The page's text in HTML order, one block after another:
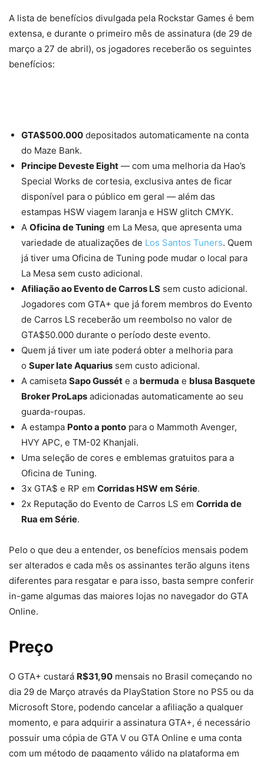
A lista de benefícios divulgada pela Rockstar Games é bem
extensa, e durante o primeiro mês de assinatura (de 29 de
março a 27 de abril), os jogadores receberão os seguintes
benefícios:
GTA$500.000 depositados automaticamente na conta
do Maze Bank.
Principe Deveste Eight — com uma melhoria da Hao’s
Special Works de cortesia, exclusiva antes de ficar
disponível para o público em geral — além das
estampas HSW viagem laranja e HSW glitch CMYK.
A Oficina de Tuning em La Mesa, que apresenta uma
variedade de atualizações de Los Santos Tuners. Quem
já tiver uma Oficina de Tuning pode mudar o local para
La Mesa sem custo adicional.
Afiliação ao Evento de Carros LS sem custo adicional.
Jogadores com GTA+ que já forem membros do Evento
de Carros LS receberão um reembolso no valor de
GTA$50.000 durante o período deste evento.
Quem já tiver um iate poderá obter a melhoria para
o Super Iate Aquarius sem custo adicional.
A camiseta Sapo Gussét e a bermuda e blusa Basquete
Broker ProLaps adicionadas automaticamente ao seu
guarda-roupas.
A estampa Ponto a ponto para o Mammoth Avenger,
HVY APC, e TM-02 Khanjali.
Uma seleção de cores e emblemas gratuitos para a
Oficina de Tuning.
3x GTA$ e RP em Corridas HSW em Série.
2x Reputação do Evento de Carros LS em Corrida de
Rua em Série.
Pelo o que deu a entender, os benefícios mensais podem
ser alterados e cada mês os assinantes terão alguns itens
diferentes para resgatar e para isso, basta sempre conferir
in-game algumas das maiores lojas no navegador do GTA
Online.
Preço
O GTA+ custará R$31,90 mensais no Brasil começando no
dia 29 de Março através da PlayStation Store no PS5 ou da
Microsoft Store, podendo cancelar a afiliação a qualquer
momento, e para adquirir a assinatura GTA+, é necessário
possuir uma cópia de GTA V ou GTA Online e uma conta
com um método de pagamento válido na plataforma em